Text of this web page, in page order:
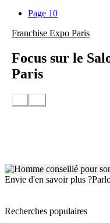
Page 10
Franchise Expo Paris
Focus sur le
Paris
Envie d'en savoir plus ?
Recherches populaires